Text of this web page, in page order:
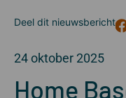
24 oktober 2025
Home